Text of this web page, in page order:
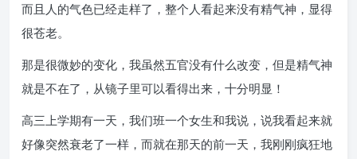
而且人的气色已经走样了，整个人看起来没有精气神，显得
很苍老。
那是很微妙的变化，我虽然五官没有什么改变，但是精气神
就是不在了，从镜子里可以看得出来，十分明显！
高三上学期有一天，我们班一个女生和我说，说我看起来就
好像突然衰老了一样，而就在那天的前一天，我刚刚疯狂地